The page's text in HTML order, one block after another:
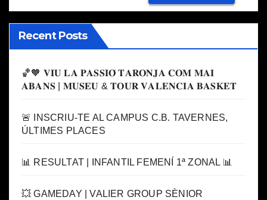
Recent Posts
🏀🧡 𝐕𝐈𝐔 𝐋𝐀 𝐏𝐀𝐒𝐒𝐈𝐎́ 𝐓𝐀𝐑𝐎𝐍𝐉𝐀 𝐂𝐎𝐌 𝐌𝐀𝐈
𝐀𝐁𝐀𝐍𝐒 | 𝐌𝐔𝐒𝐄𝐔 & 𝐓𝐎𝐔𝐑 𝐕𝐀𝐋𝐄𝐍𝐂𝐈𝐀 𝐁𝐀𝐒𝐊𝐄𝐓
🚨 INSCRIU-TE AL CAMPUS C.B. TAVERNES,
ÚLTIMES PLACES
📊 RESULTAT | INFANTIL FEMENÍ 1ª ZONAL 📊
💥 GAMEDAY | VALIER GROUP SÈNIOR